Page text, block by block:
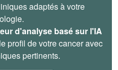
adaptés à votre
d'analyse basé sur l'IA
profil de votre cancer avec
pertinents.